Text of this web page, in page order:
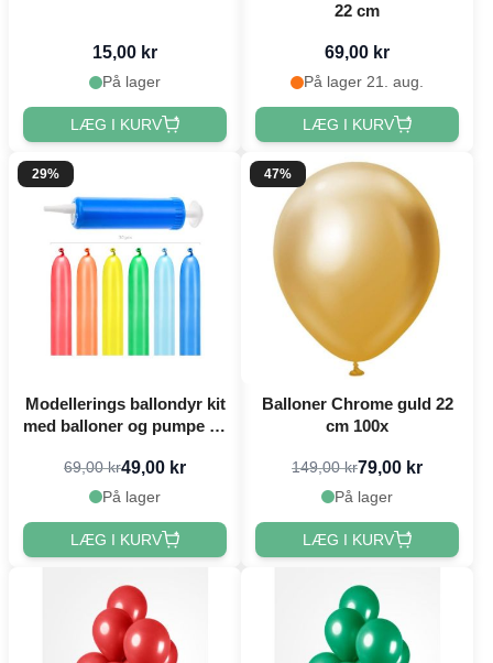
15,00 kr
På lager
LÆG I KURV
22 cm
69,00 kr
På lager 21. aug.
LÆG I KURV
29%
Modellerings ballondyr kit
med balloner og pumpe 30
69,00 kr49,00 kr
På lager
LÆG I KURV
47%
Balloner Chrome guld 22
cm 100x
149,00 kr79,00 kr
På lager
LÆG I KURV